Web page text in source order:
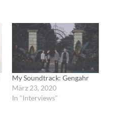
My Soundtrack: Gengahr
März 23, 2020
In "Interviews"